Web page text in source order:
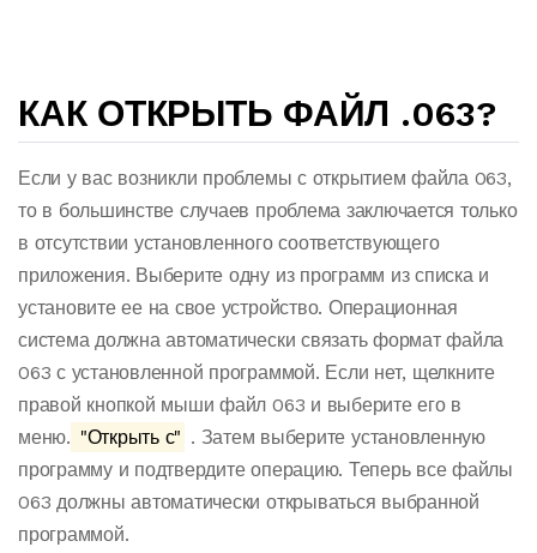
КАК ОТКРЫТЬ ФАЙЛ .063?
Если у вас возникли проблемы с открытием файла 063,
то в большинстве случаев проблема заключается только
в отсутствии установленного соответствующего
приложения. Выберите одну из программ из списка и
установите ее на свое устройство. Операционная
система должна автоматически связать формат файла
063 с установленной программой. Если нет, щелкните
правой кнопкой мыши файл 063 и выберите его в
меню. "Открыть с" . Затем выберите установленную
программу и подтвердите операцию. Теперь все файлы
063 должны автоматически открываться выбранной
программой.